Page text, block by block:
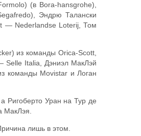
(в Bora-hansgrohe),
Эндрю Талански
— Nederlandse Loterij, Том
из команды Orica-Scott,
Selle Italia, Дэниэл МакЛэй
команды Movistar и Логан
Ригоберто Уран на Тур де
МакЛэя.
лишь в этом.